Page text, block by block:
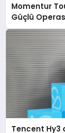
Momentur
Güçlü
Tencent Hy3